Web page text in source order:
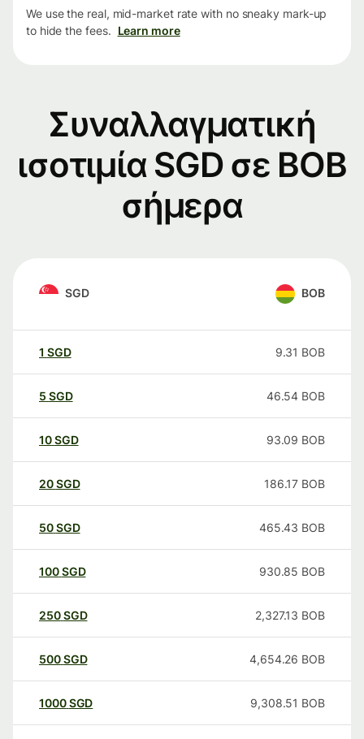
We use the real, mid-market rate with no sneaky mark-up
to hide the fees. Learn more
Συναλλαγματική
ισοτιμία SGD σε BOB
σήμερα
SGD BOB
1 SGD 9.31 BOB
5 SGD 46.54 BOB
10SGD 93.09 BOB
20SGD 186.17 BOB
50SGD 465.43 BOB
100SGD 930.85 BOB
250SGD 2,327.13 BOB
500SGD 4,654.26 BOB
1000SGD 9,308.51 BOB